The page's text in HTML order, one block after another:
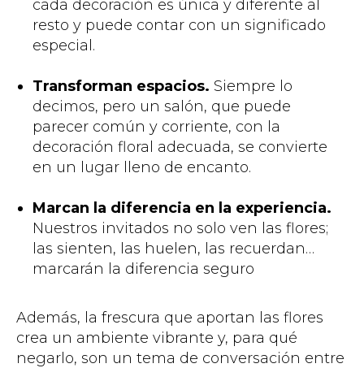
cada decoración es única y diferente al
resto y puede contar con un significado
especial.
Transforman espacios. Siempre lo
decimos, pero un salón, que puede
parecer común y corriente, con la
decoración floral adecuada, se convierte
en un lugar lleno de encanto.
Marcan la diferencia en la experiencia.
Nuestros invitados no solo ven las flores;
las sienten, las huelen, las recuerdan…
marcarán la diferencia seguro
Además, la frescura que aportan las flores
crea un ambiente vibrante y, para qué
negarlo, son un tema de conversación entre